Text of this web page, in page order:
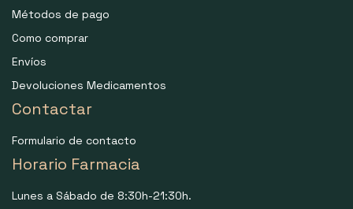
Métodos de pago
Como comprar
Envíos
Devoluciones Medicamentos
Contactar
Formulario de contacto
Horario Farmacia
Lunes a Sábado de 8:30h-21:30h.